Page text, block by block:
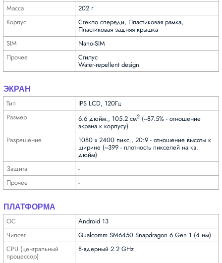
Масса
202 г
Корпус
Стекло спереди, Пластиковая рамка,
Пластиковая задняя крышка
SIM
Nano-SIM
Прочее
Стилус
Water-repellent design
ЭКРАН
Тип
IPS LCD, 120Гц
Размер
6.6 дюйм., 105.2 см2 (~87.5% - отношение
экрана к корпусу)
Разре­шение
1080 x 2400 пикс., 20:9 - отношение высоты к
ширине (~399 - плотность пикселей на кв.
дюйм)
Защита
-
Прочее
-
ПЛАТФОРМА
ОС
Android 13
Чипсет
Qualcomm SM6450 Snapdragon 6 Gen 1 (4 нм)
CPU (централь­ный
процес­сор)
8-ядерный 2.2 GHz